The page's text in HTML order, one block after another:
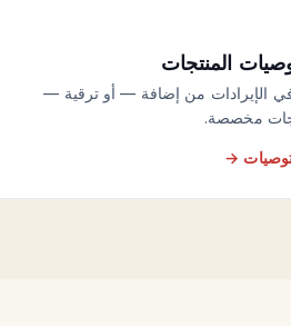
المنتجات
في الإيرادات من إضافة — أو ترقية —
مخصصة.
→